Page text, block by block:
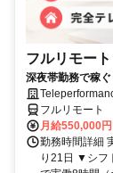
フルリモー
深夜帯勤務で稼
フルリモート
月給550,000
勤務時間詳細
り21日 ▼シフ